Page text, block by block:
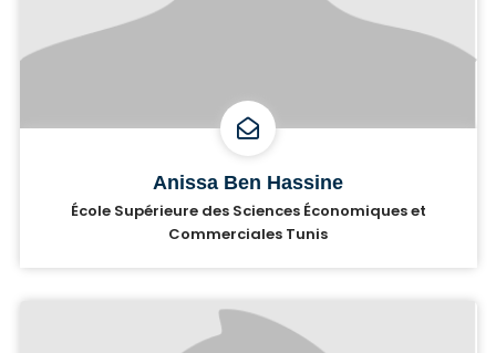
Anissa Ben Hassine
École Supérieure des Sciences Économiques et
Commerciales Tunis